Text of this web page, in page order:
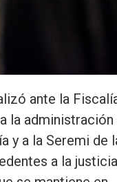
ante la
la administración
y a la Seremi de
a la